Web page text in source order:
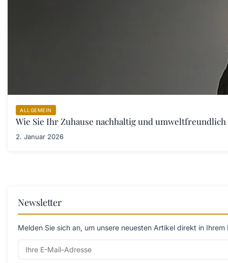
ALLGEMEIN
Wie Sie Ihr Zuhause nachhaltig und umweltfreundlich
2. Januar 2026
Newsletter
Melden Sie sich an, um unsere neuesten Artikel direkt in